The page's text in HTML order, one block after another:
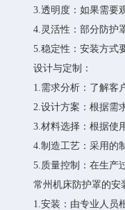
3.透明度：如果需要观
4.灵活性：部分防护罩
5.稳定性：安装方式要
设计与定制：
1.需求分析：了解客户
2.设计方案：根据需求
3.材料选择：根据使用
4.制造工艺：采用的制
5.质量控制：在生产过
常州机床防护罩的安
1.安装：由专业人员根